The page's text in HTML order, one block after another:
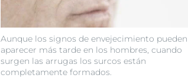
Aunque los signos de envejecimiento pueden
aparecer más tarde en los hombres, cuando
surgen las arrugas los surcos están
completamente formados.